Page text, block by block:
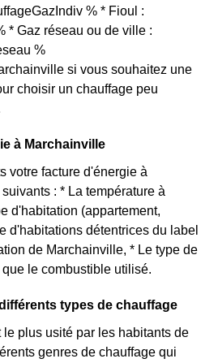
% * Fioul :
* Gaz réseau ou de ville :
%
si vous souhaitez une
choisir un chauffage peu
à Marchainville
votre facture d'énergie à
: * La température à
d'habitation (appartement,
d'habitations détentrices du label
de Marchainville, * Le type de
le combustible utilisé.
types de chauffage
le plus usité par les habitants de
genres de chauffage qui